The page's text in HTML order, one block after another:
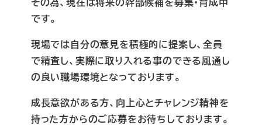
です。
現場では自分の意見を積極的に提案し、全員
で精査し、実際に取り入れる事のできる風通し
の良い職場環境となっております。
成長意欲がある方、向上心とチャレンジ精神を
持った方からのご応募をお待ちしております。